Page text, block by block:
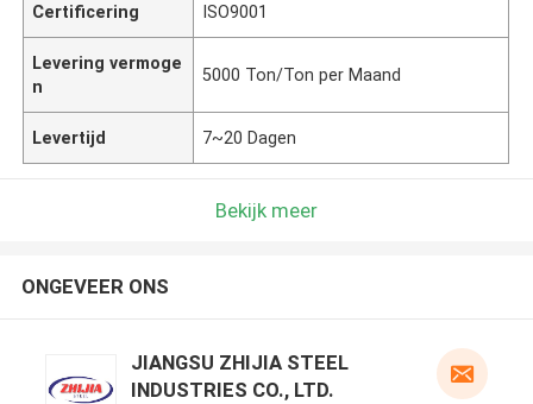
Certificering ISO9001
Levering vermoge
n
5000 Ton/Ton per Maand
Levertijd 7~20 Dagen
Bekijk meer
ONGEVEER ONS
JIANGSU ZHIJIA STEEL
INDUSTRIES CO., LTD.